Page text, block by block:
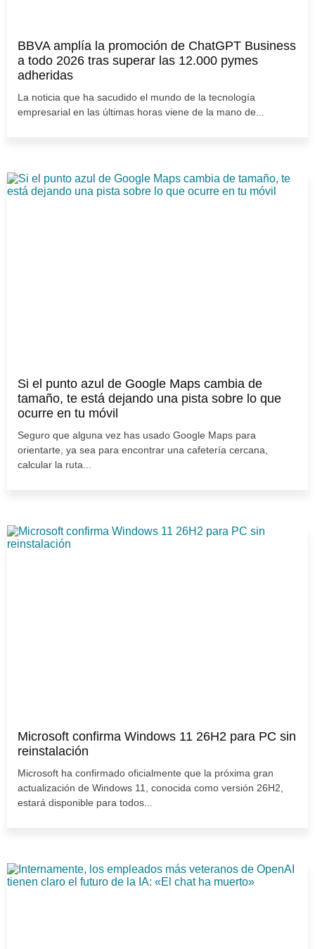
BBVA amplía la promoción de ChatGPT Business
a todo 2026 tras superar las 12.000 pymes
adheridas
La noticia que ha sacudido el mundo de la tecnología
empresarial en las últimas horas viene de la mano de...
Si el punto azul de Google Maps cambia de
tamaño, te está dejando una pista sobre lo que
ocurre en tu móvil
Seguro que alguna vez has usado Google Maps para
orientarte, ya sea para encontrar una cafetería cercana,
calcular la ruta...
Microsoft confirma Windows 11 26H2 para PC sin
reinstalación
Microsoft ha confirmado oficialmente que la próxima gran
actualización de Windows 11, conocida como versión 26H2,
estará disponible para todos...